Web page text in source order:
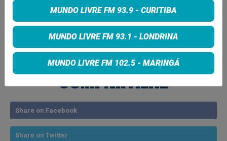
Tags:
COMPARTILHE
Share on Facebook
Share on Twitter
MUNDO LIVRE FM 93.9 - CURITIBA
MUNDO LIVRE FM 93.1 - LONDRINA
MUNDO LIVRE FM 102.5 - MARINGÁ